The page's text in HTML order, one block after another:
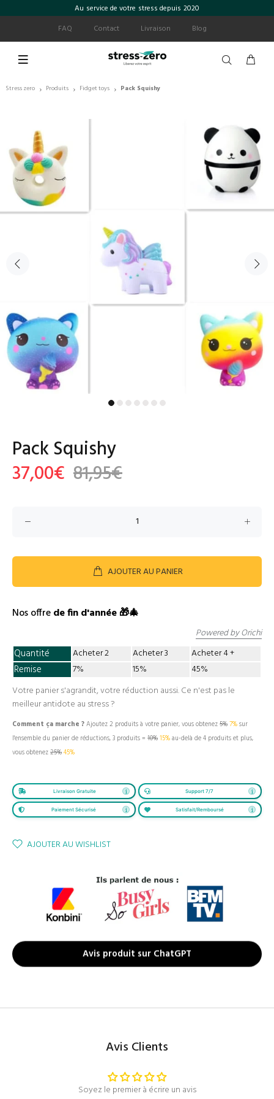
Au service de votre stress depuis 2020
FAQ
Contact Livraison Blog
Stress zero › Produits › Fidget toys › Pack Squishy
Pack Squishy
37,00€ 81,95€
AJOUTER AU PANIER
Nos offrede fin d'année 🎁🎄
Powered by Orichi
Quantité Acheter 2 Acheter 3 Acheter 4
Remise 7% 15%
45%
Votre panier s'agrandit, votre réduction aussi. Ce n'est pas le
meilleur antidote au stress ?
Comment ça marche ?Ajoutez 2 produits à votre panier, vous obtenez5%7%sur
l'ensemble du panier de réductions, 3 produits = 10%15%au-delà de 4 produits et plus,
vous obtenez25%45%
Livraison Gratuite Support 7/7
Paiement Sécurisé Satisfait/Remboursé
AJOUTER AU WISHLIST
Avis produit sur ChatGPT
Avis Clients
Soyez le premier à écrire un avis